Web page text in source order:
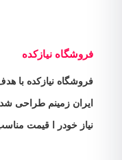
فروشگاه نیازکده
فروشگاه نیازکده با
ایران زمینم طراحی
نیاز خودر ا قیمت